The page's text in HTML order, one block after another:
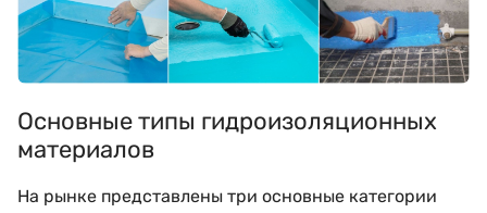
Основные типы гидроизоляционных
материалов
На рынке представлены три основные категории